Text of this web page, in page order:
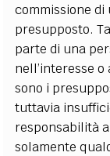
commissione
presupposto.
parte di una
nell’interesse o
sono i
tuttavia
responsabilità
solamente